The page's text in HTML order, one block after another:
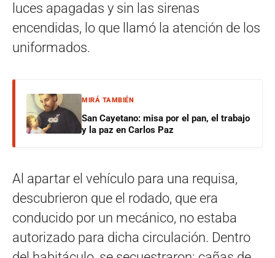
luces apagadas y sin las sirenas
encendidas, lo que llamó la atención de los
uniformados.
MIRÁ TAMBIÉN
San Cayetano: misa por el pan, el trabajo
y la paz en Carlos Paz
Al apartar el vehículo para una requisa,
descubrieron que el rodado, que era
conducido por un mecánico, no estaba
autorizado para dicha circulación. Dentro